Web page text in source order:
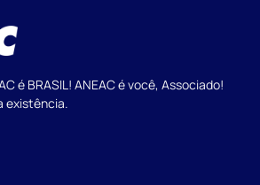
é BRASIL! ANEAC é você, Associado!
existência.